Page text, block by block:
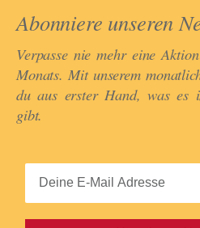
Abonniere unseren
Verpasse nie mehr eine
Monats. Mit unserem
du aus erster Hand, was es
gibt.​